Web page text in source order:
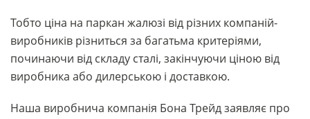
Тобто ціна на паркан жалюзі від різних компаній-
виробників різниться за багатьма критеріями,
починаючи від складу сталі, закінчуючи ціною від
виробника або дилерською і доставкою.
Наша виробнича компанія Бона Трейд заявляє про